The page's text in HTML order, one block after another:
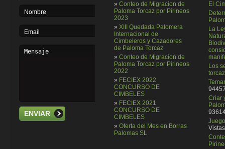
ENVIAR
» Conteo de Migracion de
Paloma Torcaz por Pirineos
2023
» XIII Quedada Palomera
Internacional de
Cimbeleros y Cazadores
de Paloma Torcaz
» Conteo de Migracion de
Paloma Torcaz por Pirineos
2022
» FECIEX 2022
CONCURSO DE
CIMBELES
» FECIEX 2021
CONCURSO DE
CIMBELES
» Oferta del Mes en Borras
Palomas SL
El
La
Los
torcaz
Criar
Vistas